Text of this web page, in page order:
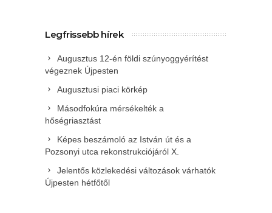
Legfrissebb hírek
Augusztus 12-én földi szúnyoggyérítést
végeznek Újpesten
Augusztusi piaci körkép
Másodfokúra mérsékelték a
hőségriasztást
Képes beszámoló az István út és a
Pozsonyi utca rekonstrukciójáról X.
Jelentős közlekedési változások várhatók
Újpesten hétfőtől